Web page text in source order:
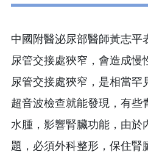
中國附醫泌尿部醫師黃志平
尿管交接處狹窄，會造成慢
尿管交接處狹窄，是相當罕
超音波檢查就能發現，有些
水腫，影響腎臟功能，由於
題，必須外科整形，保住腎